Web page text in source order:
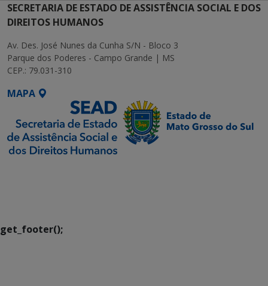
SECRETARIA DE ESTADO DE ASSISTÊNCIA SOCIAL E DOS
DIREITOS HUMANOS
Av. Des. José Nunes da Cunha S/N - Bloco 3
Parque dos Poderes - Campo Grande | MS
CEP.: 79.031-310
MAPA
get_footer();